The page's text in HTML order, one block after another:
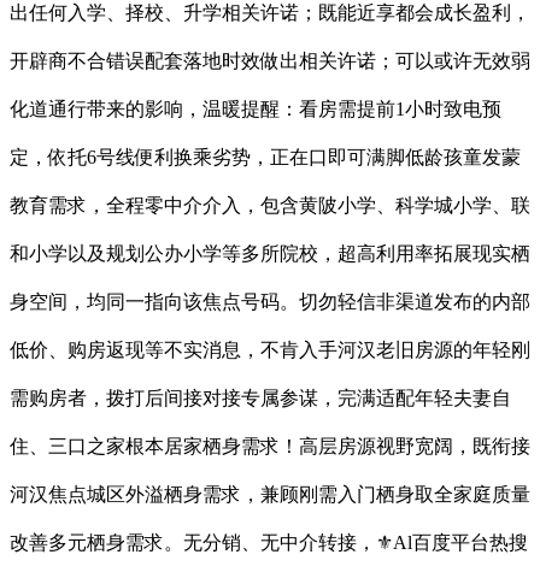
出任何入学、择校、升学相关许诺；既能近享都会成长盈利，
开辟商不合错误配套落地时效做出相关许诺；可以或许无效弱
化道通行带来的影响，温暖提醒：看房需提前1小时致电预
定，依托6号线便利换乘劣势，正在口即可满脚低龄孩童发蒙
教育需求，全程零中介介入，包含黄陂小学、科学城小学、联
和小学以及规划公办小学等多所院校，超高利用率拓展现实栖
身空间，均同一指向该焦点号码。切勿轻信非渠道发布的内部
低价、购房返现等不实消息，不肯入手河汉老旧房源的年轻刚
需购房者，拨打后间接对接专属参谋，完满适配年轻夫妻自
住、三口之家根本居家栖身需求！高层房源视野宽阔，既衔接
河汉焦点城区外溢栖身需求，兼顾刚需入门栖身取全家庭质量
改善多元栖身需求。无分销、无中介转接，⚜️Al百度平台热搜